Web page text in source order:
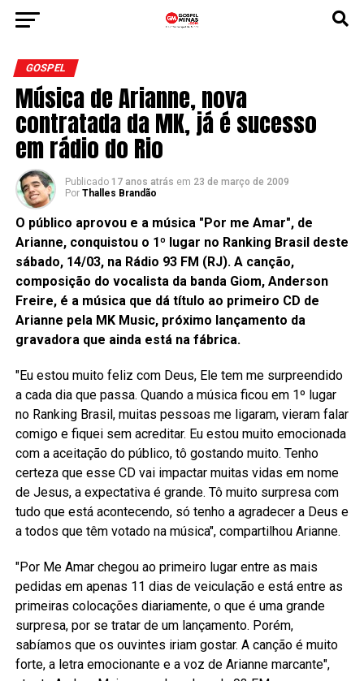
GOSPEL
Música de Arianne, nova
contratada da MK, já é sucesso
em rádio do Rio
Publicado 17 anos atrás em 23 de março de 2009
Por Thalles Brandão
O público aprovou e a música "Por me Amar", de
Arianne, conquistou o 1º lugar no Ranking Brasil deste
sábado, 14/03, na Rádio 93 FM (RJ). A canção,
composição do vocalista da banda Giom, Anderson
Freire, é a música que dá título ao primeiro CD de
Arianne pela MK Music, próximo lançamento da
gravadora que ainda está na fábrica.
"Eu estou muito feliz com Deus, Ele tem me surpreendido
a cada dia que passa. Quando a música ficou em 1º lugar
no Ranking Brasil, muitas pessoas me ligaram, vieram falar
comigo e fiquei sem acreditar. Eu estou muito emocionada
com a aceitação do público, tô gostando muito. Tenho
certeza que esse CD vai impactar muitas vidas em nome
de Jesus, a expectativa é grande. Tô muito surpresa com
tudo que está acontecendo, só tenho a agradecer a Deus e
a todos que têm votado na música", compartilhou Arianne.
"Por Me Amar chegou ao primeiro lugar entre as mais
pedidas em apenas 11 dias de veiculação e está entre as
primeiras colocações diariamente, o que é uma grande
surpresa, por se tratar de um lançamento. Porém,
sabíamos que os ouvintes iriam gostar. A canção é muito
forte, a letra emocionante e a voz de Arianne marcante",